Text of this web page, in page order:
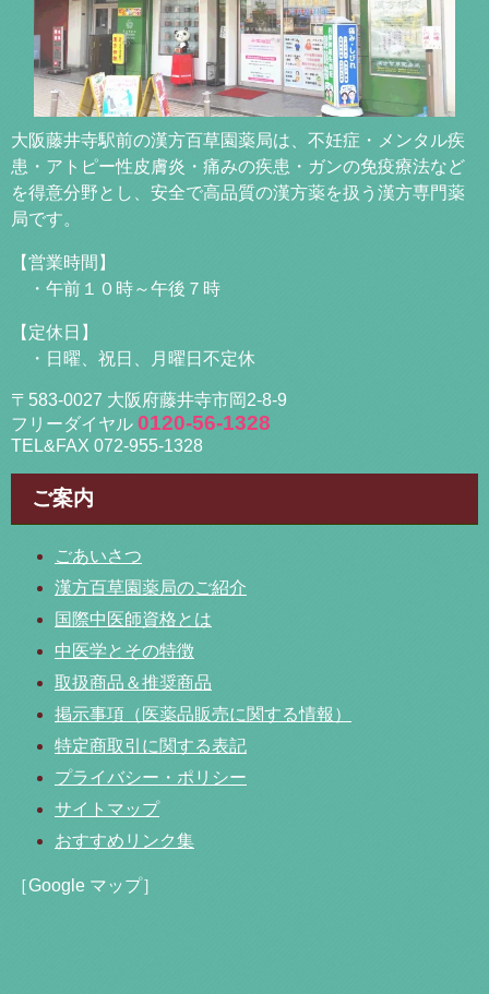
大阪藤井寺駅前の漢方百草園薬局は、不妊症・メンタル疾
患・アトピー性皮膚炎・痛みの疾患・ガンの免疫療法など
を得意分野とし、安全で高品質の漢方薬を扱う漢方専門薬
局です。
【営業時間】
・午前１０時～午後７時
【定休日】
・日曜、祝日、月曜日不定休
〒583-0027 大阪府藤井寺市岡2-8-9
フリーダイヤル 0120-56-1328
TEL&FAX 072-955-1328
ご案内
ごあいさつ
漢方百草園薬局のご紹介
国際中医師資格とは
中医学とその特徴
取扱商品＆推奨商品
掲示事項（医薬品販売に関する情報）
特定商取引に関する表記
プライバシー・ポリシー
サイトマップ
おすすめリンク集
［Google マップ］